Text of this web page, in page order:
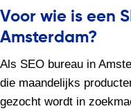
Voor wie is een
Amsterdam?
Als SEO bureau in
die maandelijks
gezocht wordt in